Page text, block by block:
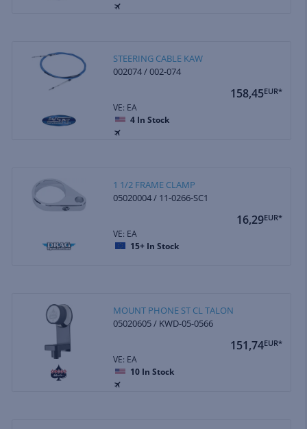
STEERING CABLE KAW
002074 / 002-074
158,45EUR*
VE: EA
4 In Stock
1 1/2 FRAME CLAMP
05020004 / 11-0266-SC1
16,29EUR*
VE: EA
15+ In Stock
MOUNT PHONE ST CL TALON
05020605 / KWD-05-0566
151,74EUR*
VE: EA
10 In Stock